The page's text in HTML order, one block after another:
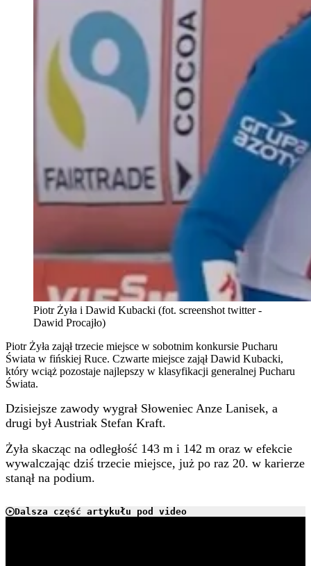
Piotr Żyła i Dawid Kubacki (fot. screenshot twitter -
Dawid Procajło)
Piotr Żyła zajął trzecie miejsce w sobotnim konkursie Pucharu
Świata w fińskiej Ruce. Czwarte miejsce zajął Dawid Kubacki,
który wciąż pozostaje najlepszy w klasyfikacji generalnej Pucharu
Świata.
Dzisiejsze zawody wygrał Słoweniec Anze Lanisek, a
drugi był Austriak Stefan Kraft.
Żyła skacząc na odległość 143 m i 142 m oraz w efekcie
wywalczając dziś trzecie miejsce, już po raz 20. w karierze
stanął na podium.
Dalsza część artykułu pod video